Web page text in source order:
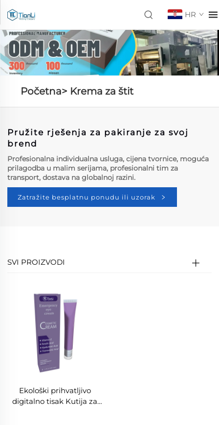
HR
Početna> Krema za štit
Pružite rješenja za pakiranje za svoj
brend
Profesionalna individualna usluga, cijena tvornice, moguća
prilagodba u malim serijama, profesionalni tim za
transport, dostava na globalnoj razini.
Zatražite besplatnu ponudu ili uzorak
SVI PROIZVODI
Ekološki prihvatljivo
digitalno tisak Kutija za